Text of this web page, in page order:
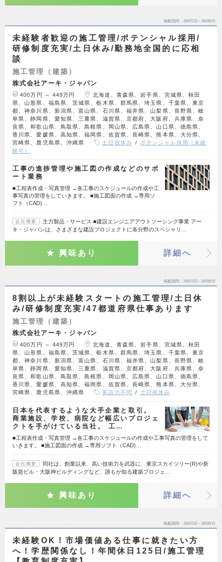
掲載期間 26/07/22～26/09/15
未経験者歓迎の施工管理/ポテンシャル採用/
研修制度充実/土日休み/勤務地全国的に応相
談
施工管理（建築）
株式会社アーキ・ジャパン
400万円 ～ 449万円
北海道、青森県、岩手県、宮城県、秋田
県、山形県、福島県、茨城県、栃木県、群馬県、埼玉県、千葉県、東京
都、神奈川県、新潟県、富山県、石川県、福井県、山梨県、長野県、岐
阜県、静岡県、愛知県、三重県、滋賀県、京都府、大阪府、兵庫県、奈
良県、和歌山県、鳥取県、島根県、岡山県、広島県、山口県、徳島県、
香川県、愛媛県、高知県、福岡県、佐賀県、長崎県、熊本県、大分県、
宮崎県、鹿児島県、沖縄県
土日祝休み
ポテンシャル採用（未経
験可）
工事の進捗管理や施工図の作成などのサポ
ート業務
■工程表作成・写真管理 →各工事のスケジュールの作成や工
事写真の管理をしていきます。 ■施工図面の作成 →専用ソ
フト（CAD)…
会社概要
主力製品・サービス ■建設エンジニアアウトソーシング事業 アー
キ・ジャパンは、さまざまな建設プロジェクトに各分野のスペシャリ…
興味あり 詳細へ
掲載期間 26/07/22～26/09/15
8割以上が未経験スタートの施工管理/土日休
み/研修制度充実/47都道府県仕事あります
施工管理（建築）
株式会社アーキ・ジャパン
400万円 ～ 449万円
北海道、青森県、岩手県、宮城県、秋田
県、山形県、福島県、茨城県、栃木県、群馬県、埼玉県、千葉県、東京
都、神奈川県、新潟県、富山県、石川県、福井県、山梨県、長野県、岐
阜県、静岡県、愛知県、三重県、滋賀県、京都府、大阪府、兵庫県、奈
良県、和歌山県、鳥取県、島根県、岡山県、広島県、山口県、徳島県、
香川県、愛媛県、高知県、福岡県、佐賀県、長崎県、熊本県、大分県、
宮崎県、鹿児島県、沖縄県
英語力不問 土日祝休み
日本を代表するような大手企業と取引。
商業施設、学校、病院など幅広いプロジェ
クトを手がけている当社。 工…
■工程表作成・写真管理 →各工事のスケジュールの作成や工事写真の管理をして
いきます。 ■施工図面の作成 →専用ソフト（CAD)…
会社概要
同社は、創業以来、高い技術力を武器に、東京スカイツリー(R)や新
阪急ビル・大阪神ビルディングなど、誰もが知る建築プロジェ…
興味あり 詳細へ
掲載期間 26/07/22～26/09/15
未経験OK！市場価値ある仕事に就きたい方
へ！学歴関係なし！年間休日125日/施工管理